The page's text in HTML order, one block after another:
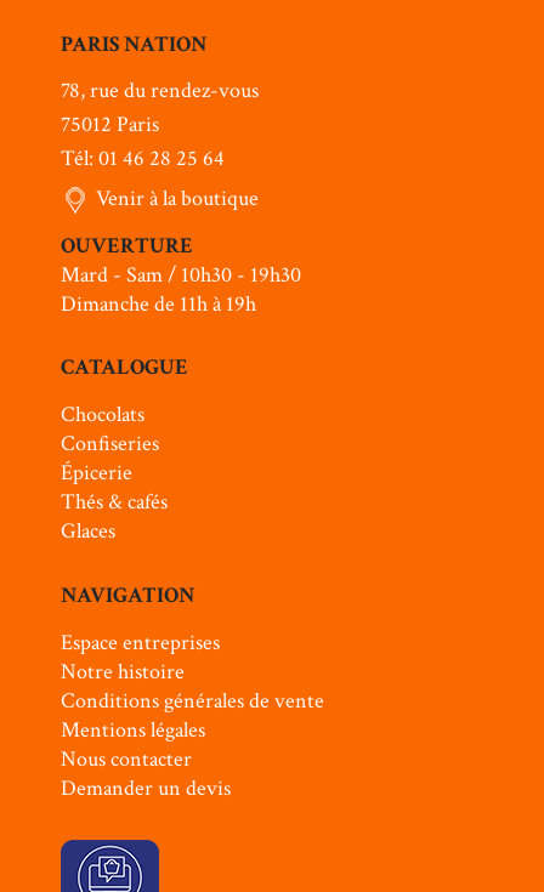
PARIS NATION
78, rue du rendez-vous
75012 Paris
Tél: 01 46 28 25 64
Venir à la boutique
OUVERTURE
Mard - Sam / 10h30 - 19h30
Dimanche de 11h à 19h
CATALOGUE
Chocolats
Confiseries
Épicerie
Thés & cafés
Glaces
NAVIGATION
Espace entreprises
Notre histoire
Conditions générales de vente
Mentions légales
Nous contacter
Demander un devis